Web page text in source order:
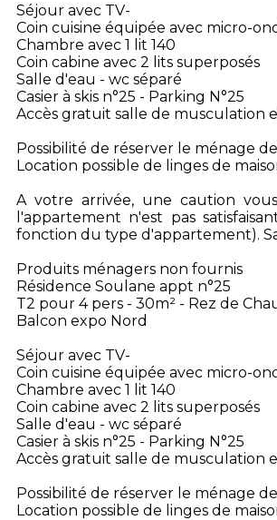
Séjour avec TV-
Coin cuisine équipée avec micro-
Chambre avec 1 lit 140
Coin cabine avec 2 lits superposés
Salle d'eau - wc séparé
Casier à skis n°25 - Parking N°25
Accès gratuit salle de musculation
Possibilité de réserver le ménage
Location possible de linges de
A votre arrivée, une caution
l'appartement n'est pas
fonction du type d'appartement).
Produits ménagers non fournis
Résidence Soulane appt n°25
T2 pour 4 pers - 30m² - Rez de
Balcon expo Nord
Séjour avec TV-
Coin cuisine équipée avec micro-
Chambre avec 1 lit 140
Coin cabine avec 2 lits superposés
Salle d'eau - wc séparé
Casier à skis n°25 - Parking N°25
Accès gratuit salle de musculation
Possibilité de réserver le ménage
Location possible de linges de